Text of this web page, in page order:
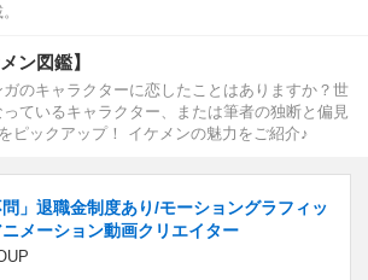
ン図鑑】
のキャラクターに恋したことはありますか？世
っているキャラクター、または筆者の独断と偏見
ピックアップ！ イケメンの魅力をご紹介♪
問」退職金制度あり/モーショングラフィッ
メーション動画クリエイター